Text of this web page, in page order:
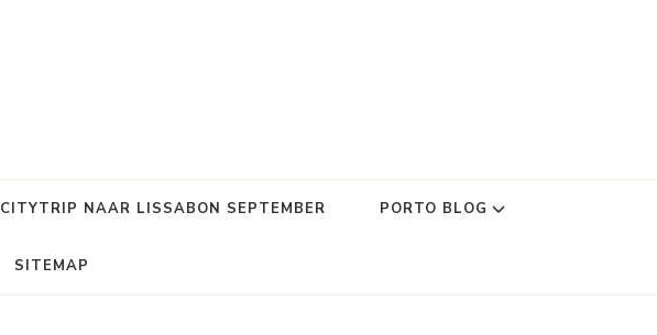
CITYTRIP NAAR LISSABON SEPTEMBER PORTO BLOG
SITEMAP